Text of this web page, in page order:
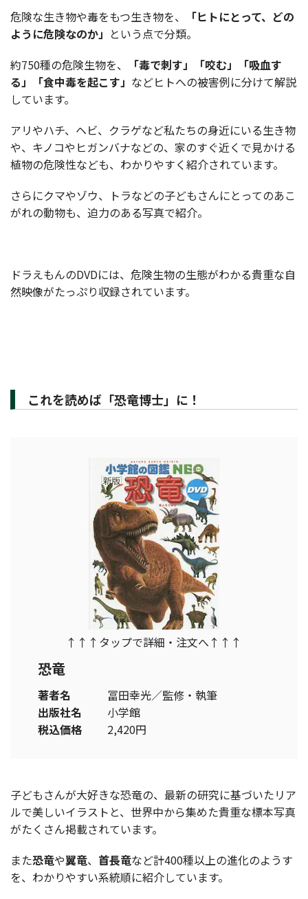
危険な生き物や毒をもつ生き物を、
「ヒトにとって、どの
ように危険なのか」 という点で分類。
約750種の危険生物を、
「毒で刺す」「咬む」「吸血す
る」「食中毒を起こす」 などヒトへの被害例に分けて解説
しています。
アリやハチ、ヘビ、クラゲなど私たちの身近にいる生き物
や、キノコやヒガンバナなどの、家のすぐ近くで見かける
植物の危険性なども、わかりやすく紹介されています。
さらにクマやゾウ、トラなどの子どもさんにとってのあこ
がれの動物も、迫力のある写真で紹介。
ドラえもんのDVDには、危険生物の生態がわかる貴重な自
然映像がたっぷり収録されています。
これを読めば「恐竜博士」に！
↑↑↑タップで詳細・注文へ↑↑↑
恐竜
著者名
冨田幸光／監修・執筆
出版社名
小学館
税込価格
2,420円
子どもさんが大好きな恐竜の、最新の研究に基づいたリア
ルで美しいイラストと、世界中から集めた貴重な標本写真
がたくさん掲載されています。
また恐竜や翼竜、 首長竜など計400種以上の進化のようす
を、わかりやすい系統順に紹介しています。